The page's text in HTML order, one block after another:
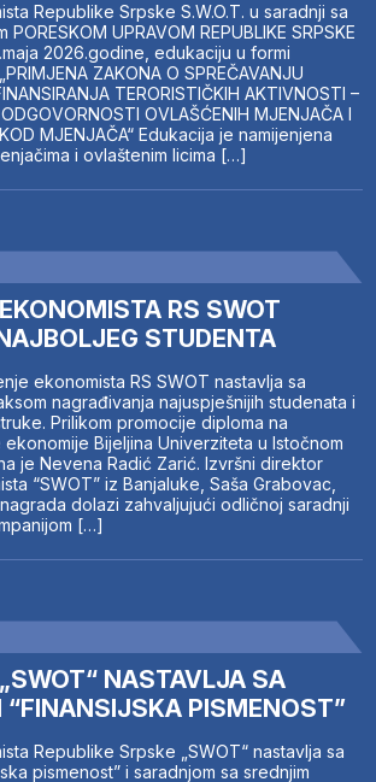
Republike Srpske S.W.O.T. u saradnji sa
UPRAVOM REPUBLIKE SRPSKE
2026.godine, edukaciju u formi
ZAKONA O SPREČAVANJU
TERORISTIČKIH AKTIVNOSTI –
OVLAŠĆENIH MJENJAČA I
MJENJAČA“ Edukacija je namijenjena
i ovlaštenim licima […]
RS SWOT
STUDENTA
ekonomista RS SWOT nastavlja sa
nagrađivanja najuspješnijih studenata i
Prilikom promocije diploma na
Bijeljina Univerziteta u Istočnom
je Nevena Radić Zarić. Izvršni direktor
“SWOT” iz Banjaluke, Saša Grabovac,
dolazi zahvaljujući odličnoj saradnji
[…]
NASTAVLJA SA
“FINANSIJSKA PISMENOST”
Republike Srpske „SWOT“ nastavlja sa
pismenost” i saradnjom sa srednjim